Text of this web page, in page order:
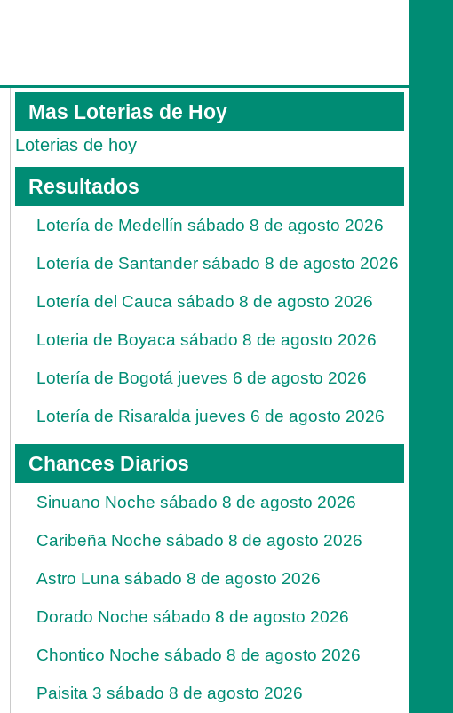
Mas Loterias de Hoy
Loterias de hoy
Resultados
Lotería de Medellín sábado 8 de agosto 2026
Lotería de Santander sábado 8 de agosto 2026
Lotería del Cauca sábado 8 de agosto 2026
Loteria de Boyaca sábado 8 de agosto 2026
Lotería de Bogotá jueves 6 de agosto 2026
Lotería de Risaralda jueves 6 de agosto 2026
Chances Diarios
Sinuano Noche sábado 8 de agosto 2026
Caribeña Noche sábado 8 de agosto 2026
Astro Luna sábado 8 de agosto 2026
Dorado Noche sábado 8 de agosto 2026
Chontico Noche sábado 8 de agosto 2026
Paisita 3 sábado 8 de agosto 2026